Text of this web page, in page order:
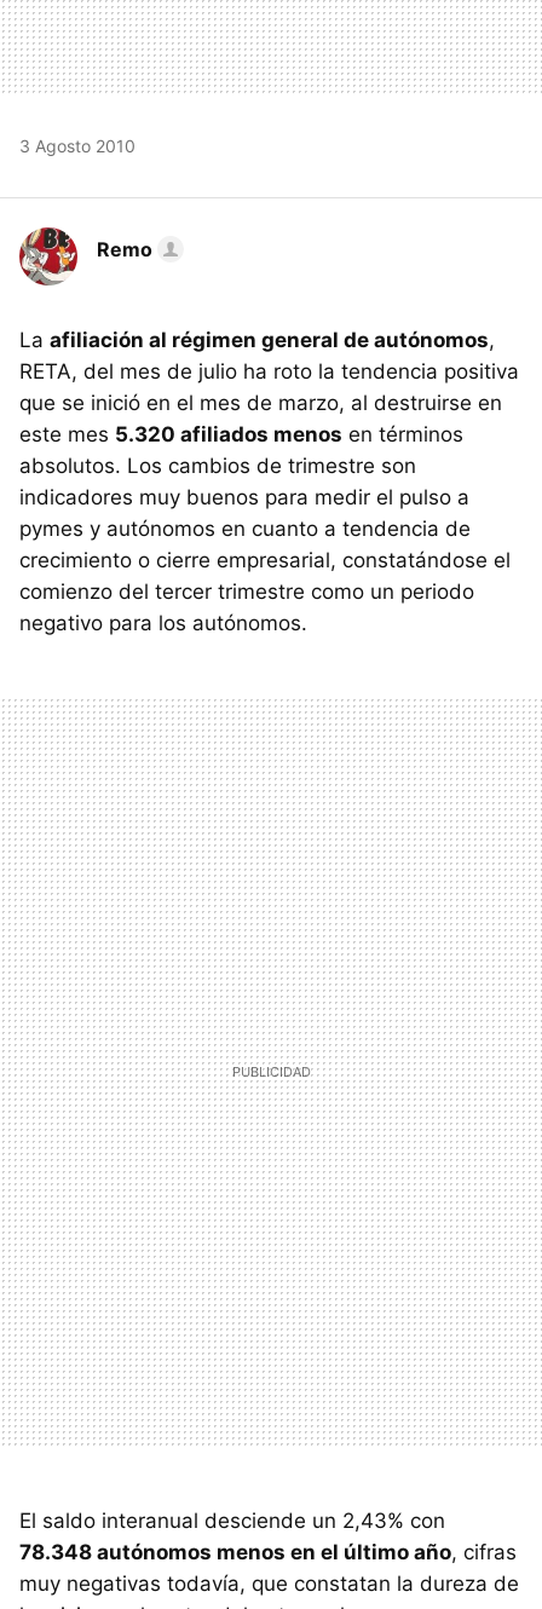
3 Agosto 2010
Remo
La afiliación al régimen general de autónomos,
RETA, del mes de julio ha roto la tendencia positiva
que se inició en el mes de marzo, al destruirse en
este mes 5.320 afiliados menos en términos
absolutos. Los cambios de trimestre son
indicadores muy buenos para medir el pulso a
pymes y autónomos en cuanto a tendencia de
crecimiento o cierre empresarial, constatándose el
comienzo del tercer trimestre como un periodo
negativo para los autónomos.
El saldo interanual desciende un 2,43% con
78.348 autónomos menos en el último año, cifras
muy negativas todavía, que constatan la dureza de